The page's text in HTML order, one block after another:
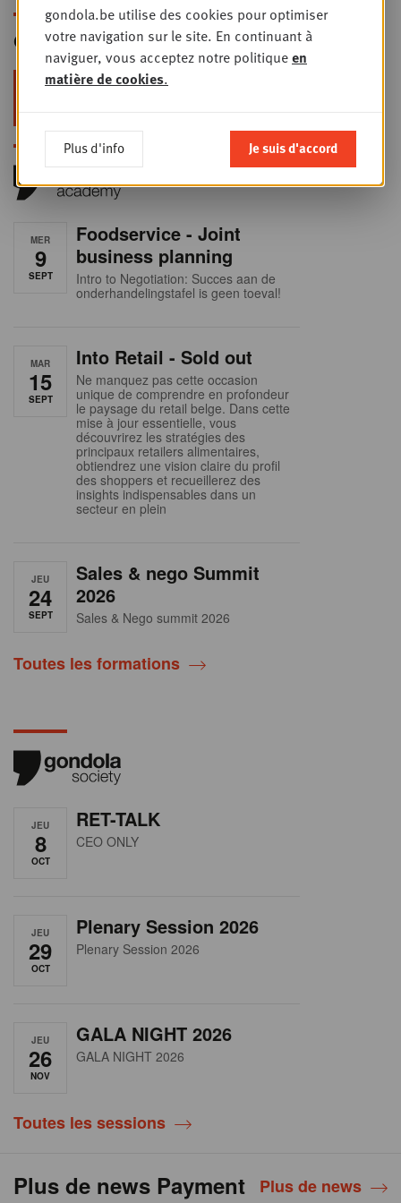
Gondola Newsletter
Restez au top dans le retail & le
MER
9
SEPT
Foodservice - Joint
business planning
Intro to Negotiation: Succes aan de
onderhandelingstafel is geen toeval!
MAR
15
SEPT
Into Retail - Sold out
Ne manquez pas cette occasion
unique de comprendre en profondeur
le paysage du retail belge. Dans cette
mise à jour essentielle, vous
découvrirez les stratégies des
principaux retailers alimentaires,
obtiendrez une vision claire du profil
des shoppers et recueillerez des
insights indispensables dans un
secteur en plein
JEU
24
SEPT
Sales & nego Summit
2026
Sales & Nego summit 2026
Toutes les formations
JEU
8
OCT
RET-TALK
CEO ONLY
JEU
29
OCT
Plenary Session 2026
Plenary Session 2026
JEU
26
NOV
GALA NIGHT 2026
GALA NIGHT 2026
Toutes les sessions
Plus de news Payment Plus de news
gondola.be utilise des cookies pour optimiser
votre navigation sur le site. En continuant à
naviguer, vous acceptez notre politiqueen
matière de cookies.
Plus d'info Je suis d'accord